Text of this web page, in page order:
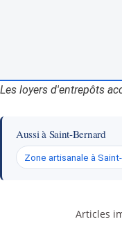
Les loyers d'entrepôts
Aussi à Saint-Bernard
Zone artisanale à
Articles